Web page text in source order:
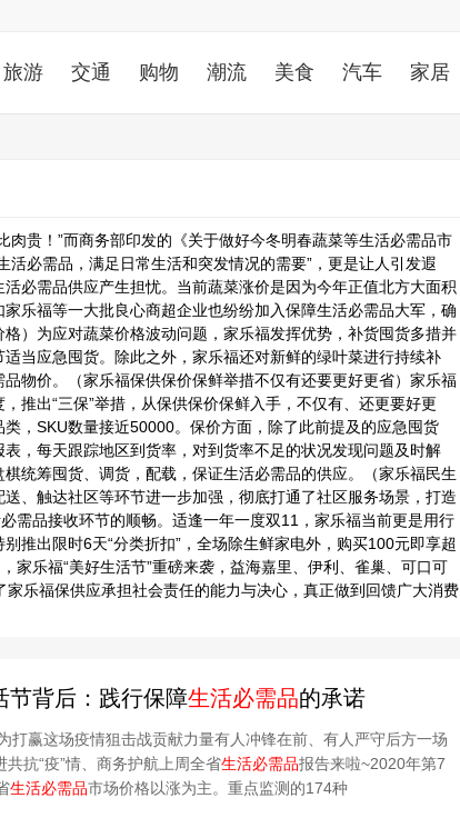
旅游 交通 购物 潮流 美食 汽车 家居
贵！”而商务部印发的《关于做好今冬明春蔬菜等生活必需品市
必需品，满足日常生活和突发情况的需要”，更是让人引发遐
必需品供应产生担忧。当前蔬菜涨价是因为今年正值北方大面积
乐福等一大批良心商超企业也纷纷加入保障生活必需品大军，确
）为应对蔬菜价格波动问题，家乐福发挥优势，补货囤货多措并
当应急囤货。除此之外，家乐福还对新鲜的绿叶菜进行持续补
物价。（家乐福保供保价保鲜举措不仅有还要更好更省）家乐福
推出“三保”举措，从保供保价保鲜入手，不仅有、还更要好更
，SKU数量接近50000。保价方面，除了此前提及的应急囤货
，每天跟踪地区到货率，对到货率不足的状况发现问题及时解
统筹囤货、调货，配载，保证生活必需品的供应。（家乐福民生
、触达社区等环节进一步加强，彻底打通了社区服务场景，打造
需品接收环节的顺畅。适逢一年一度双11，家乐福当前更是用行
推出限时6天“分类折扣”，全场除生鲜家电外，购买100元即享超
乐福“美好生活节”重磅来袭，益海嘉里、伊利、雀巢、可口可
乐福保供应承担社会责任的能力与决心，真正做到回馈广大消费
节背后：践行保障生活必需品的承诺
打赢这场疫情狙击战贡献力量有人冲锋在前、有人严守后方一场
共抗“疫”情、商务护航上周全省生活必需品报告来啦~2020年第7
生活必需品市场价格以涨为主。重点监测的174种